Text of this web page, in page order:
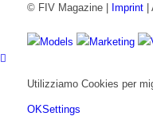
© FIV Magazine | Imprint|
Models Marketing
Utilizziamo Cookies per
OKSettings